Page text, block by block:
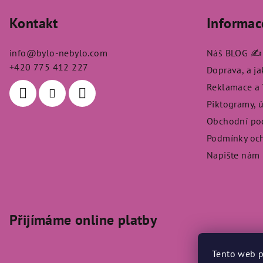
Tento web
pKontakt
info@bylo-nebylo.com
+420 775 412 227
Náš BLOG ✍️
Doprava, a
Reklamace
Piktogramy,
Obchodní
Podmínky
Napište nám
Přijímáme online platby